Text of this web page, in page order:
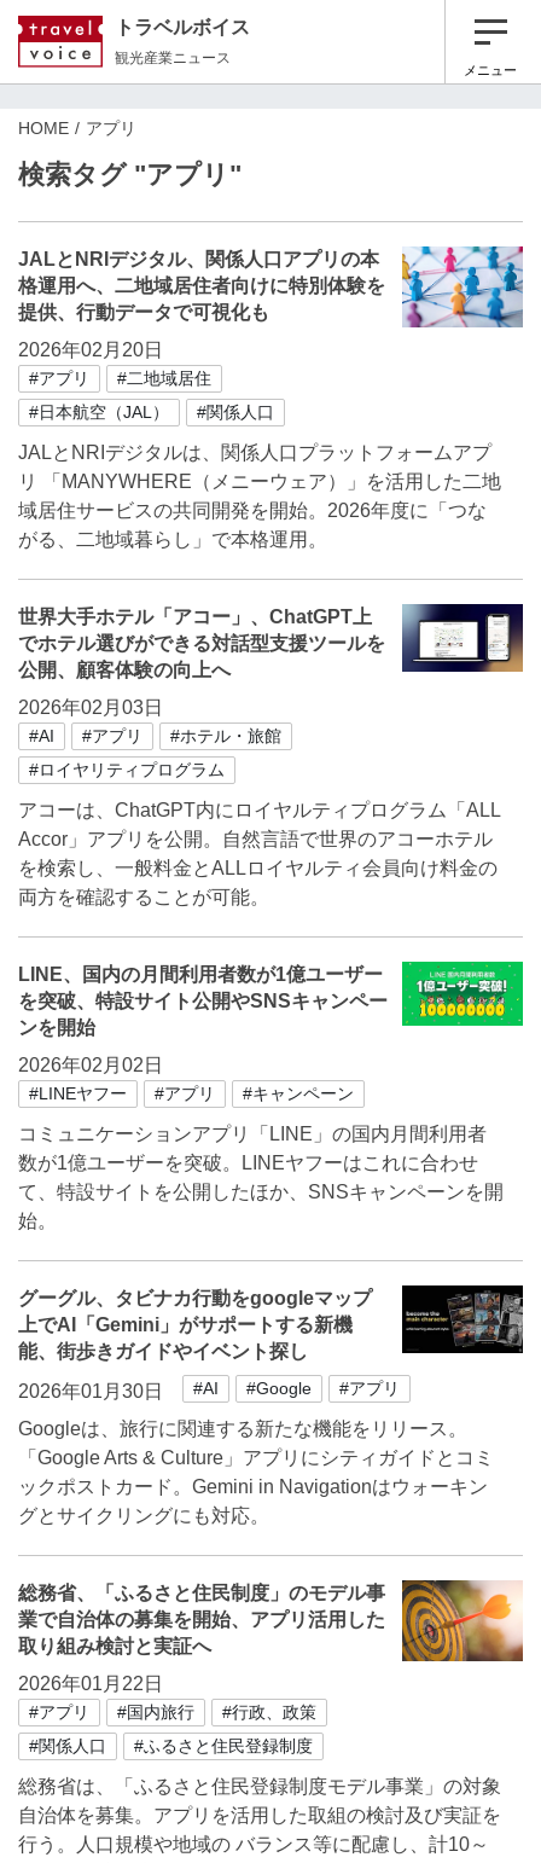
トラベルボイス
観光産業ニュース
メニュー
HOME アプリ
検索タグ "アプリ"
JALとNRIデジタル、関係人口アプリの本
格運用へ、二地域居住者向けに特別体験を
提供、行動データで可視化も
2026年02月20日
#アプリ
#二地域居住
#日本航空（JAL）
#関係人口
JALとNRIデジタルは、関係人口プラットフォームアプ
リ 「MANYWHERE（メニーウェア）」を活用した二地
域居住サービスの共同開発を開始。2026年度に「つな
がる、二地域暮らし」で本格運用。
世界大手ホテル「アコー」、ChatGPT上
でホテル選びができる対話型支援ツールを
公開、顧客体験の向上へ
2026年02月03日
#AI #アプリ
#ホテル・旅館
#ロイヤリティプログラム
アコーは、ChatGPT内にロイヤルティプログラム「ALL
Accor」アプリを公開。自然言語で世界のアコーホテル
を検索し、一般料金とALLロイヤルティ会員向け料金の
両方を確認することが可能。
LINE、国内の月間利用者数が1億ユーザー
を突破、特設サイト公開やSNSキャンペー
ンを開始
2026年02月02日
#LINEヤフー #アプリ #キャンペーン
コミュニケーションアプリ「LINE」の国内月間利用者
数が1億ユーザーを突破。LINEヤフーはこれに合わせ
て、特設サイトを公開したほか、SNSキャンペーンを開
始。
グーグル、タビナカ行動をgoogleマップ
上でAI「Gemini」がサポートする新機
能、街歩きガイドやイベント探し
2026年01月30日
#AI #Google #アプリ
Googleは、旅行に関連する新たな機能をリリース。
「Google Arts & Culture」アプリにシティガイドとコミ
ックポストカード。Gemini in Navigationはウォーキン
グとサイクリングにも対応。
総務省、「ふるさと住民制度」のモデル事
業で自治体の募集を開始、アプリ活用した
取り組み検討と実証へ
2026年01月22日
#アプリ #国内旅行
#行政、政策
#関係人口
#ふるさと住民登録制度
総務省は、「ふるさと住民登録制度モデル事業」の対象
自治体を募集。アプリを活用した取組の検討及び実証を
行う。人口規模や地域の バランス等に配慮し、計10～